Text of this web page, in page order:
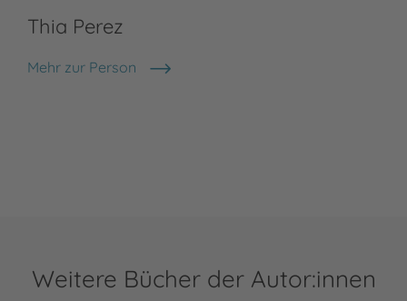
Thia Perez
Mehr zur Person
Thia Perez
Weitere Bücher der Autor:innen